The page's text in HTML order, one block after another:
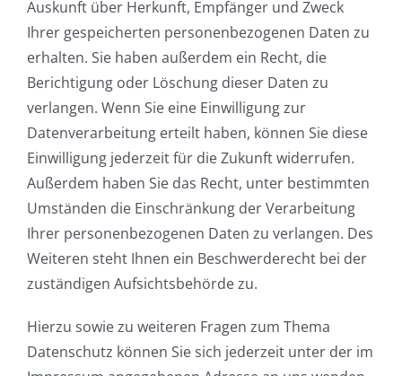
Auskunft über Herkunft, Empfänger und Zweck
Ihrer gespeicherten personenbezogenen Daten zu
erhalten. Sie haben außerdem ein Recht, die
Berichtigung oder Löschung dieser Daten zu
verlangen. Wenn Sie eine Einwilligung zur
Datenverarbeitung erteilt haben, können Sie diese
Einwilligung jederzeit für die Zukunft widerrufen.
Außerdem haben Sie das Recht, unter bestimmten
Umständen die Einschränkung der Verarbeitung
Ihrer personenbezogenen Daten zu verlangen. Des
Weiteren steht Ihnen ein Beschwerderecht bei der
zuständigen Aufsichtsbehörde zu.
Hierzu sowie zu weiteren Fragen zum Thema
Datenschutz können Sie sich jederzeit unter der im